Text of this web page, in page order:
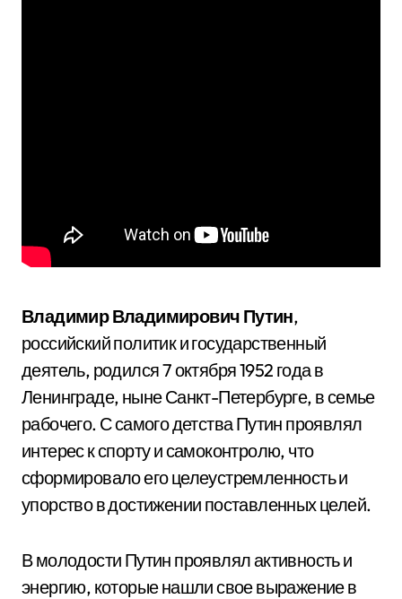
Владимир Владимирович Путин,
российский политик и государственный
деятель, родился 7 октября 1952 года в
Ленинграде, ныне Санкт-Петербурге, в семье
рабочего. С самого детства Путин проявлял
интерес к спорту и самоконтролю, что
сформировало его целеустремленность и
упорство в достижении поставленных целей.
В молодости Путин проявлял активность и
энергию, которые нашли свое выражение в